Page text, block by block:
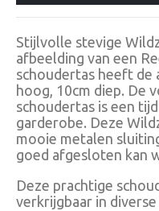
Stijlvolle stevige
afbeelding van een
schoudertas heeft de
hoog, 10cm diep. De
schoudertas is een
garderobe. Deze
mooie metalen
goed afgesloten kan
Deze prachtige
verkrijgbaar in